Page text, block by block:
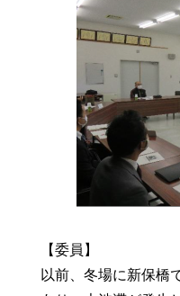
【委員】
以前、冬場に新保橋